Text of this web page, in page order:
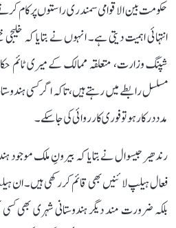
حکومت بین الاقوامی سمندری راستوں پر کام
انتہائی اہمیت دیتی ہے۔ انہوں نے بتایا کہ
شپنگ وزارت، متعلقہ ممالک کے میری ٹائم
مسلسل رابطے میں رہتے ہیں، تاکہ اگر کسی
مدد درکار ہو تو فوری کارروائی کی جا سکے۔
فعال ہیلپ لائنیں بھی قائم کر رکھی ہیں۔
بلکہ ضرورت مند دیگر ہندوستانی شہری بھی